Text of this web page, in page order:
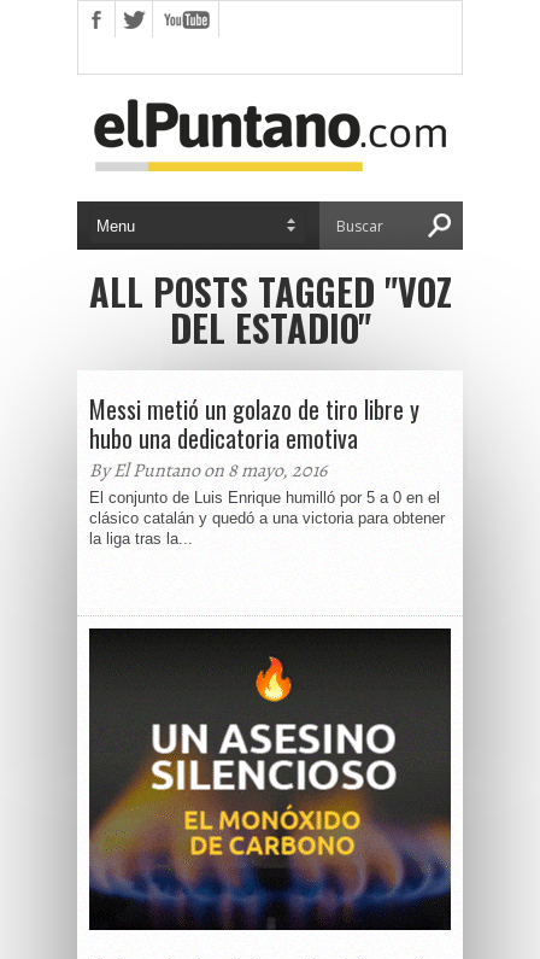
ALL POSTS TAGGED "VOZ
DEL ESTADIO"
Messi metió un golazo de tiro libre y
hubo una dedicatoria emotiva
By El Puntano on 8 mayo, 2016
El conjunto de Luis Enrique humilló por 5 a 0 en el
clásico catalán y quedó a una victoria para obtener
la liga tras la...